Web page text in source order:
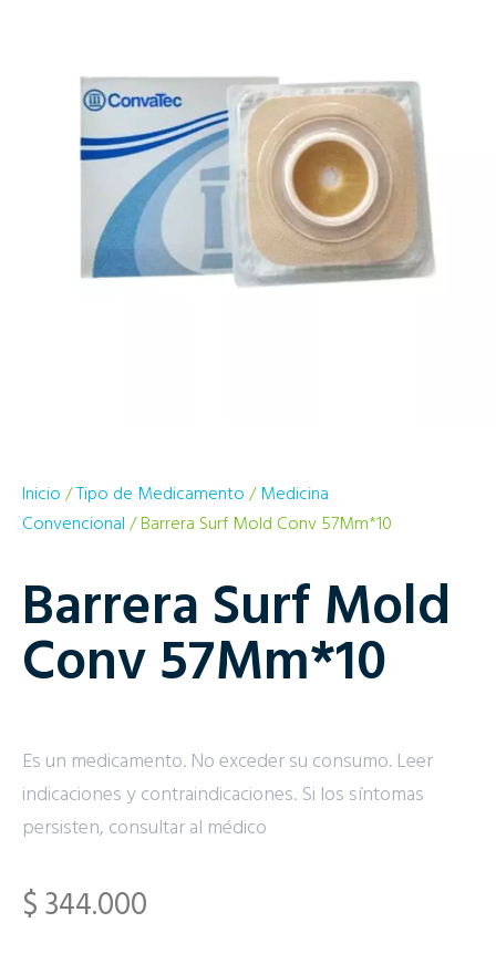
Inicio/Tipo de Medicamento/Medicina
Convencional/ Barrera Surf Mold Conv 57Mm*10
Barrera Surf Mold
Conv 57Mm*10
Es un medicamento. No exceder su consumo. Leer
indicaciones y contraindicaciones. Si los síntomas
persisten, consultar al médico
$344.000